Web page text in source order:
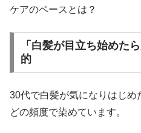
ケアのペースとは？
「白髪が目立ち始めた
的
30代で白髪が気になりはじめ
どの頻度で染めています。